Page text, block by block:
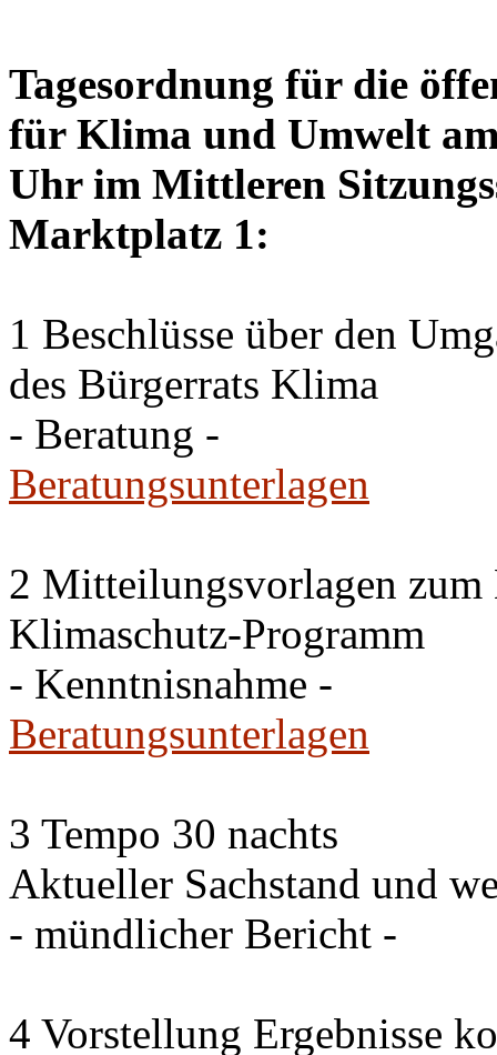
Tagesordnung für die
für Klima und Umwelt
Uhr im Mittleren
Marktplatz 1:
1 Beschlüsse über den
des Bürgerrats Klima
- Beratung -
Beratungsunterlagen
2 Mitteilungsvorlagen zum
Klimaschutz-Programm
- Kenntnisnahme -
Beratungsunterlagen
3 Tempo 30 nachts
Aktueller Sachstand und
- mündlicher Bericht -
4 Vorstellung Ergebnisse